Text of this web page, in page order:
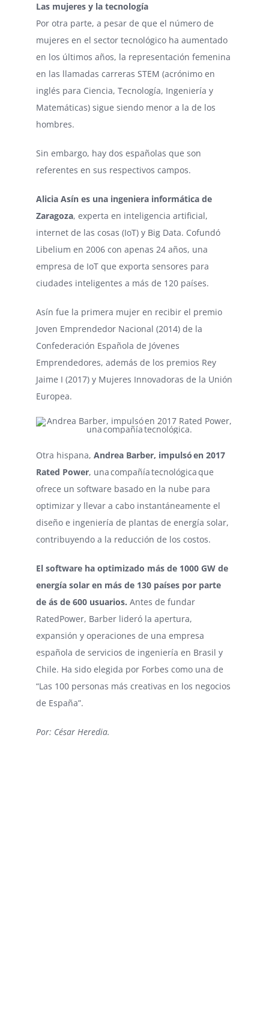
Las mujeres y la tecnología
Por otra parte, a pesar de que el número de
mujeres en el sector tecnológico ha aumentado
en los últimos años, la representación femenina
en las llamadas carreras STEM (acrónimo en
inglés para Ciencia, Tecnología, Ingeniería y
Matemáticas) sigue siendo menor a la de los
hombres.
Sin embargo, hay dos españolas que son
referentes en sus respectivos campos.
Alicia Asín es una ingeniera informática de
Zaragoza, experta en inteligencia artificial,
internet de las cosas (IoT) y Big Data. Cofundó
Libelium en 2006 con apenas 24 años, una
empresa de IoT que exporta sensores para
ciudades inteligentes a más de 120 países.
Asín fue la primera mujer en recibir el premio
Joven Emprendedor Nacional (2014) de la
Confederación Española de Jóvenes
Emprendedores, además de los premios Rey
Jaime I (2017) y Mujeres Innovadoras de la Unión
Europea.
Otra hispana, Andrea Barber, impulsó en 2017
Rated Power, una compañía tecnológica que
ofrece un software basado en la nube para
optimizar y llevar a cabo instantáneamente el
diseño e ingeniería de plantas de energía solar,
contribuyendo a la reducción de los costos.
El software ha optimizado más de 1000 GW de
energía solar en más de 130 países por parte
de ás de 600 usuarios. Antes de fundar
RatedPower, Barber lideró la apertura,
expansión y operaciones de una empresa
española de servicios de ingeniería en Brasil y
Chile. Ha sido elegida por Forbes como una de
“Las 100 personas más creativas en los negocios
de España”.
Por: César Heredia.